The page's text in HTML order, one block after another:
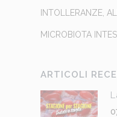
INTOLLERANZE,
MICROBIOTA
ARTICOLI